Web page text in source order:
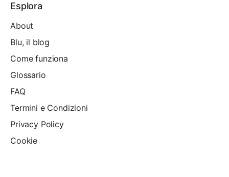
Esplora
About
Blu, il blog
Come funziona
Glossario
FAQ
Termini e Condizioni
Privacy Policy
Cookie